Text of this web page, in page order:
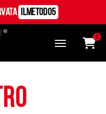
ILMetodo5
0